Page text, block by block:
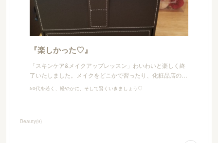
『楽しかった♡』
「スキンケア&メイクアップレッスン」わいわいと楽しく終
了いたしました。メイクをどこかで習ったり、化粧品店の…
50代を若く、軽やかに、そして賢くいきましょう♡
Beauty(9)